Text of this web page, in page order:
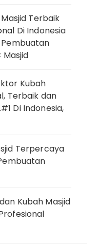
Terbaik
Di Indonesia
Pembuatan
Masjid
Kubah
Terbaik dan
Di Indonesia,
Terpercaya
Kubah Masjid